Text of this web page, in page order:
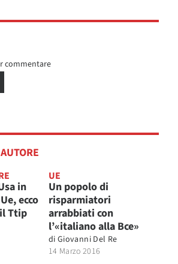
commentare
in
ecco
Ttip
UE
Un popolo di
risparmiatori
arrabbiati con
l’«italiano alla Bce»
di Giovanni Del Re
14 Marzo 2016